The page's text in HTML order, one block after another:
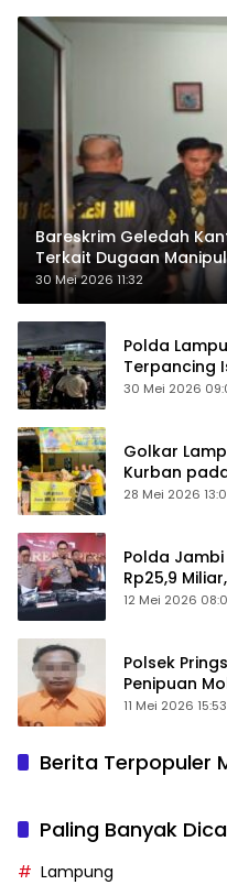
Bareskrim Geledah
Terkait Dugaan
30 Mei 2026 11:32
Polda
Terpancing
Keamanan
30 Mei 2026
Golkar
Kurban
28 Mei 2026
Polda
Rp25,9
12 Mei 2026
Polsek
Penipuan
11 Mei 2026 15:53
Berita Terpopuler
Paling Banyak
Lampung